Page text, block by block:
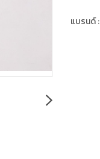
แบรนด์ :